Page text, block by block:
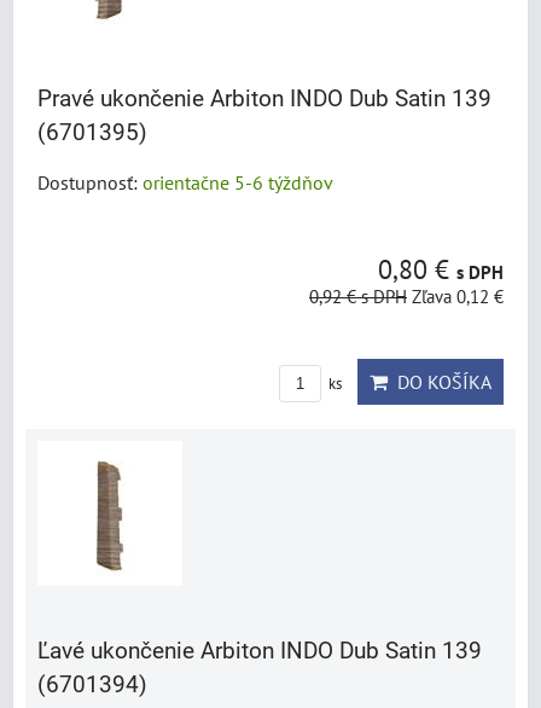
Pravé ukončenie Arbiton INDO Dub Satin 139
(6701395)
Dostupnosť: orientačne 5-6 týždňov
0,80 € s DPH
0,92 €s DPH Zľava 0,12 €
ks DO KOŠÍKA
Ľavé ukončenie Arbiton INDO Dub Satin 139
(6701394)